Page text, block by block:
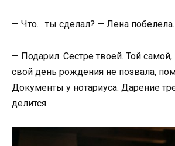
— Что… ты сделал? — Лена побелела.
— Подарил. Сестре твоей. Той
свой день рождения не позвала,
Документы у нотариуса. Дарение
делится.